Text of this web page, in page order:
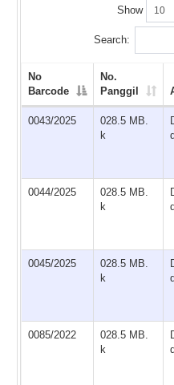
Show
Search:
No
Barcode
No.
Panggil
0043/2025
028.5 MB.
k
0044/2025
028.5 MB.
k
0045/2025
028.5 MB.
k
0085/2022
028.5 MB.
k